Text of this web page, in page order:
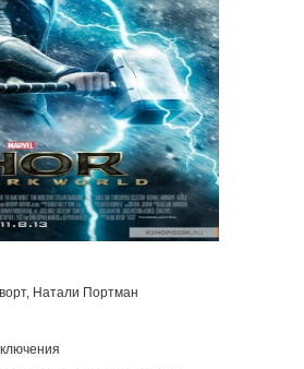
Натали Портман